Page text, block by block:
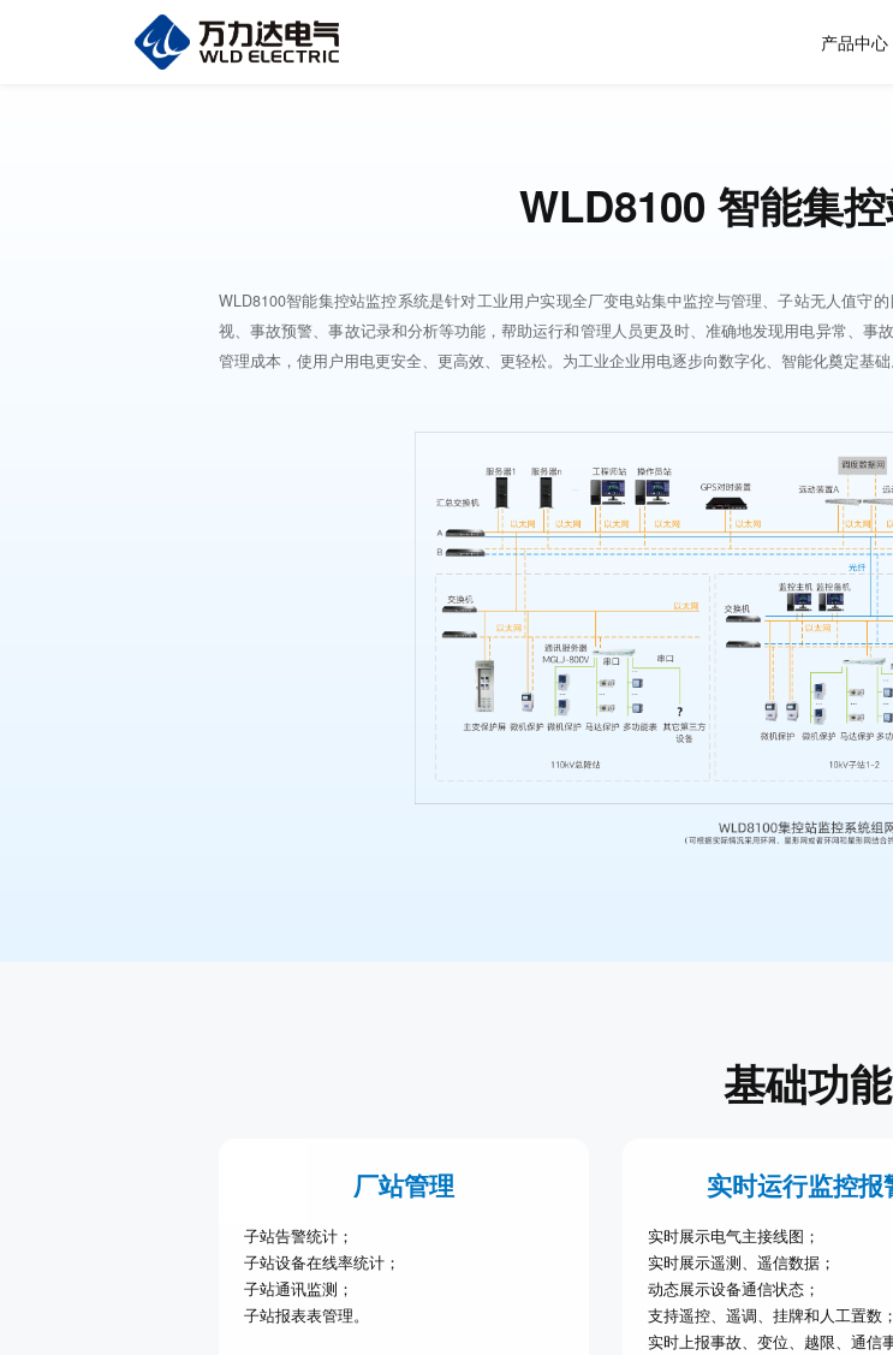
产品中心
WLD8100 智能集
WLD8100智能集控站监控系统是针对工业用户实现全厂变电站集中监控与管理、子站无人值守
视、事故预警、事故记录和分析等功能，帮助运行和管理人员更及时、准确地发现用电异常、
管理成本，使用户用电更安全、更高效、更轻松。为工业企业用电逐步向数字化、智能化奠定基础
基础功能
厂站管理
子站告警统计；
子站设备在线率统计；
子站通讯监测；
子站报表表管理。
实时运行监控报
实时展示电气主接线图；
实时展示遥测、遥信数据；
动态展示设备通信状态；
支持遥控、遥调、挂牌和人工置数；
实时上报事故、变位、越限、通信